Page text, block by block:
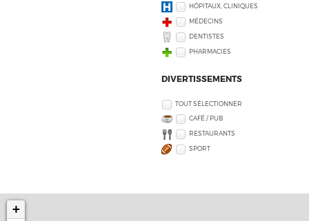
HÔPITAUX, CLINIQUES
MÉDECINS
DENTISTES
PHARMACIES
DIVERTISSEMENTS
TOUT SÉLECTIONNER
CAFÉ / PUB
RESTAURANTS
SPORT
+